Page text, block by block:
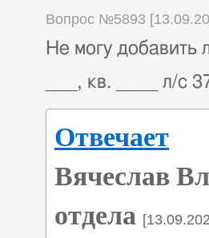
Вопрос №5893
Не могу добавить
___, кв. ____ л/с
Отвечает
Вячеслав
отдела